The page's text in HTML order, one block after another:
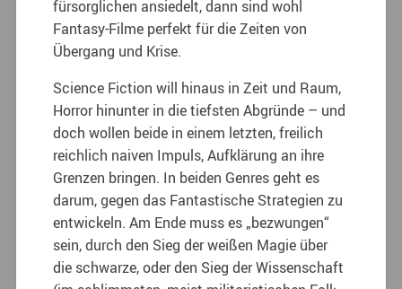
fürsorglichen ansiedelt, dann sind wohl
Fantasy-Filme perfekt für die Zeiten von
Übergang und Krise.
Science Fiction will hinaus in Zeit und Raum,
Horror hinunter in die tiefsten Abgründe – und
doch wollen beide in einem letzten, freilich
reichlich naiven Impuls, Aufklärung an ihre
Grenzen bringen. In beiden Genres geht es
darum, gegen das Fantastische Strategien zu
entwickeln. Am Ende muss es „bezwungen“
sein, durch den Sieg der weißen Magie über
die schwarze, oder den Sieg der Wissenschaft